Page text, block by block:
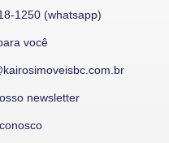
1250 (whatsapp)
você
newsletter